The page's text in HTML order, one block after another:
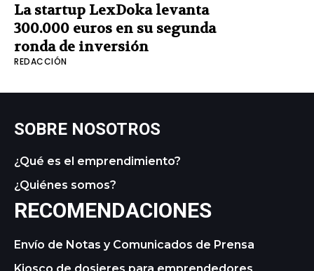
La startup LexDoka levanta
300.000 euros en su segunda
ronda de inversión
REDACCIÓN
SOBRE NOSOTROS
¿Qué es el emprendimiento?
¿Quiénes somos?
RECOMENDACIONES
Envío de Notas y Comunicados de Prensa
Kiosco de dosieres para emprendedores